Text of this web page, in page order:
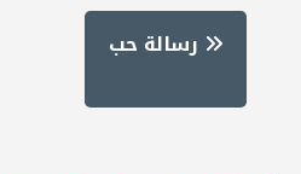
رسالة حب